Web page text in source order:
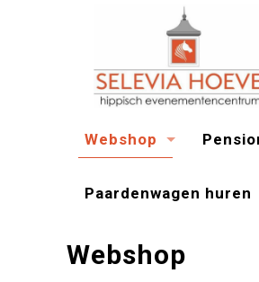
Webshop
Paardenwagen huren
Webshop